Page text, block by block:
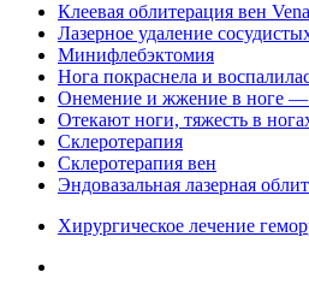
Клеевая облитерация вен
Лазерное удаление
Минифлебэктомия
Нога покраснела и
Онемение и жжение в ноге —
Отекают ноги, тяжесть в
Склеротерапия
Склеротерапия вен
Эндовазальная лазерная
Хирургическое лечение